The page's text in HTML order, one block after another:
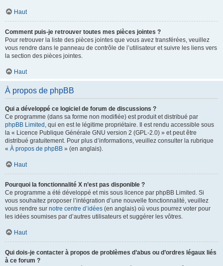
Haut
Comment puis-je retrouver toutes mes pièces jointes ?
Pour retrouver la liste des pièces jointes que vous avez transférées, veuillez
vous rendre dans le panneau de contrôle de l’utilisateur et suivre les liens vers
la section des pièces jointes.
Haut
À propos de phpBB
Qui a développé ce logiciel de forum de discussions ?
Ce programme (dans sa forme non modifiée) est produit et distribué par
phpBB Limited , qui en est le légitime propriétaire. Il est rendu accessible sous
la « Licence Publique Générale GNU version 2 (GPL-2.0) » et peut être
distribué gratuitement. Pour plus d’informations, veuillez consulter la rubrique
« À propos de phpBB » (en anglais).
Haut
Pourquoi la fonctionnalité X n’est pas disponible ?
Ce programme a été développé et mis sous licence par phpBB Limited. Si
vous souhaitez proposer l’intégration d’une nouvelle fonctionnalité, veuillez
vous rendre sur notre centre d’idées (en anglais) où vous pourrez voter pour
les idées soumises par d’autres utilisateurs et suggérer les vôtres.
Haut
Qui dois-je contacter à propos de problèmes d’abus ou d’ordres légaux liés
à ce forum ?